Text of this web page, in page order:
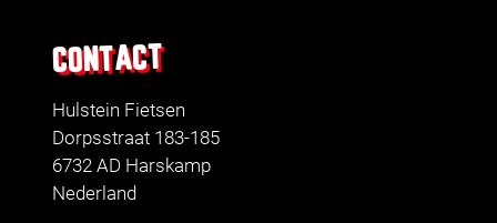
CONTACT
Hulstein Fietsen
Dorpsstraat 183-185
6732 AD Harskamp
Nederland